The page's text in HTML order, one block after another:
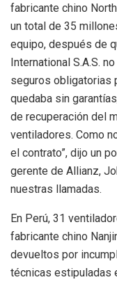
fabricante chino
un total de 35
equipo, después de
International S.A.S.
seguros obligatorias
quedaba sin
de recuperación del
ventiladores. Como
el contrato”, dijo un
gerente de Allianz,
nuestras llamadas.
En Perú, 31
fabricante chino
devueltos por
técnicas estipuladas